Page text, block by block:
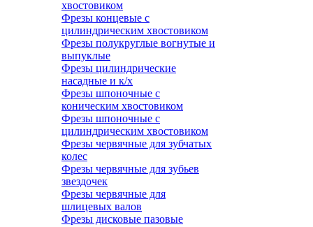
хвостовиком
Фрезы концевые с
цилиндрическим хвостовиком
Фрезы полукруглые вогнутые и
выпуклые
Фрезы цилиндрические
насадные и к/х
Фрезы шпоночные с
коническим хвостовиком
Фрезы шпоночные с
цилиндрическим хвостовиком
Фрезы червячные для зубчатых
колес
Фрезы червячные для зубьев
звездочек
Фрезы червячные для
шлицевых валов
Фрезы дисковые пазовые